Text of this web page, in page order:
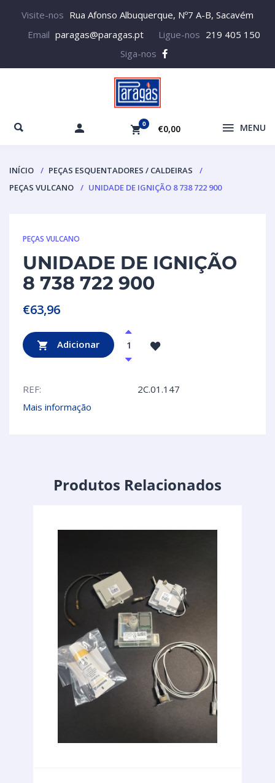
Visite-nos Rua Afonso Albuquerque, Nº7 A-B, Sacavém
Email paragas@paragas.pt Ligue-nos 219 405 150
Siga-nos
0 €0,00 MENU
INÍCIO
PEÇAS ESQUENTADORES / CALDEIRAS
PEÇAS VULCANO
UNIDADE DE IGNIÇÃO 8 738 722 900
PEÇAS VULCANO
UNIDADE DE IGNIÇÃO
8 738 722 900
€63,96
Adicionar
REF:
2C.01.147
Mais informação
Produtos Relacionados